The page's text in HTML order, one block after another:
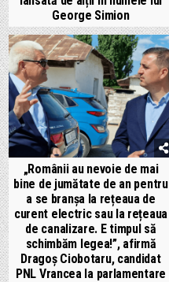
George Simion
„Românii au nevoie de mai
bine de jumătate de an pentru
a se branșa la rețeaua de
curent electric sau la rețeaua
de canalizare. E timpul să
schimbăm legea!”, afirmă
Dragoș Ciobotaru, candidat
PNL Vrancea la parlamentare